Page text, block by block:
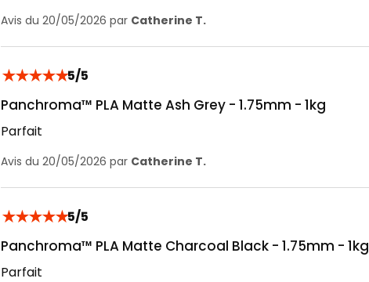
Avis du 20/05/2026 par Catherine T.
★★★★★5/5
Panchroma™ PLA Matte Ash Grey - 1.75mm - 1kg
Parfait
Avis du 20/05/2026 par Catherine T.
★★★★★5/5
Panchroma™ PLA Matte Charcoal Black - 1.75mm - 1kg
Parfait